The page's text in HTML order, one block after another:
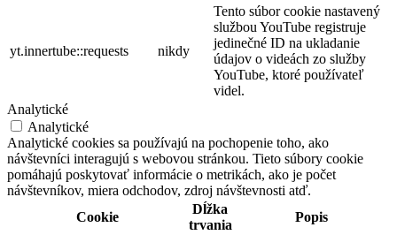
yt.innertube::requests nikdy
Tento súbor cookie nastavený
službou YouTube registruje
jedinečné ID na ukladanie
údajov o videách zo služby
YouTube, ktoré používateľ
videl.
Analytické
Analytické
Analytické cookies sa používajú na pochopenie toho, ako
návštevníci interagujú s webovou stránkou. Tieto súbory cookie
pomáhajú poskytovať informácie o metrikách, ako je počet
návštevníkov, miera odchodov, zdroj návštevnosti atď.
Cookie
Dĺžka
trvania
Popis